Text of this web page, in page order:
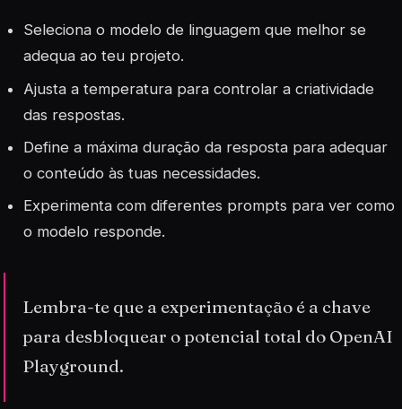
Seleciona o modelo de linguagem que melhor se
adequa ao teu projeto.
Ajusta a temperatura para controlar a criatividade
das respostas.
Define a máxima duração da resposta para adequar
o conteúdo às tuas necessidades.
Experimenta com diferentes prompts para ver como
o modelo responde.
Lembra-te que a experimentação é a chave
para desbloquear o potencial total do OpenAI
Playground.